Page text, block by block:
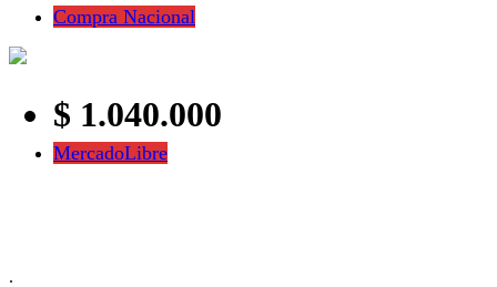
Compra Nacional
$ 1.040.000
MercadoLibre
.